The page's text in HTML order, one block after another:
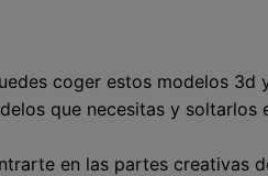
coger estos modelos 3d
que necesitas y soltarlos
en las partes creativas